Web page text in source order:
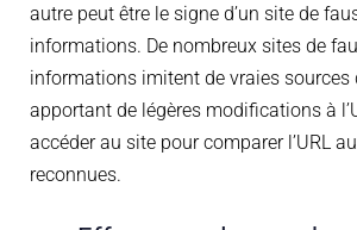
autre peut être le signe d’un site de
informations. De nombreux sites de
informations imitent de vraies sources
apportant de légères modifications à
accéder au site pour comparer l’URL
reconnues.